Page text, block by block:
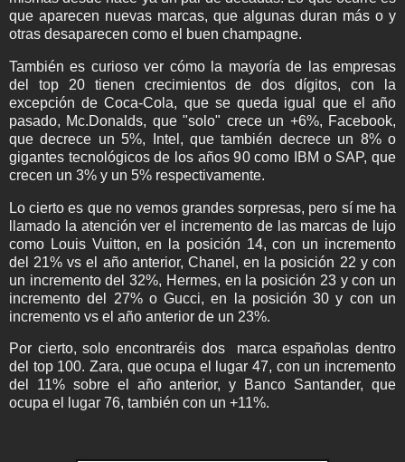
que aparecen nuevas marcas, que algunas duran más o y
otras desaparecen como el buen champagne.
También es curioso ver cómo la mayoría de las empresas
del top 20 tienen crecimientos de dos dígitos, con la
excepción de Coca-Cola, que se queda igual que el año
pasado, Mc.Donalds, que "solo" crece un +6%, Facebook,
que decrece un 5%, Intel, que también decrece un 8% o
gigantes tecnológicos de los años 90 como IBM o SAP, que
crecen un 3% y un 5% respectivamente.
Lo cierto es que no vemos grandes sorpresas, pero sí me ha
llamado la atención ver el incremento de las marcas de lujo
como Louis Vuitton, en la posición 14, con un incremento
del 21% vs el año anterior, Chanel, en la posición 22 y con
un incremento del 32%, Hermes, en la posición 23 y con un
incremento del 27% o Gucci, en la posición 30 y con un
incremento vs el año anterior de un 23%.
Por cierto, solo encontraréis dos marca españolas dentro
del top 100. Zara, que ocupa el lugar 47, con un incremento
del 11% sobre el año anterior, y Banco Santander, que
ocupa el lugar 76, también con un +11%.